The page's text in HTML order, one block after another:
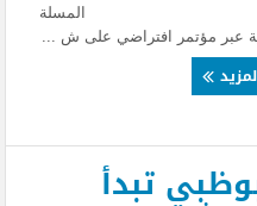
عبر مؤتمر افتراضي على ش ...
تبدأ